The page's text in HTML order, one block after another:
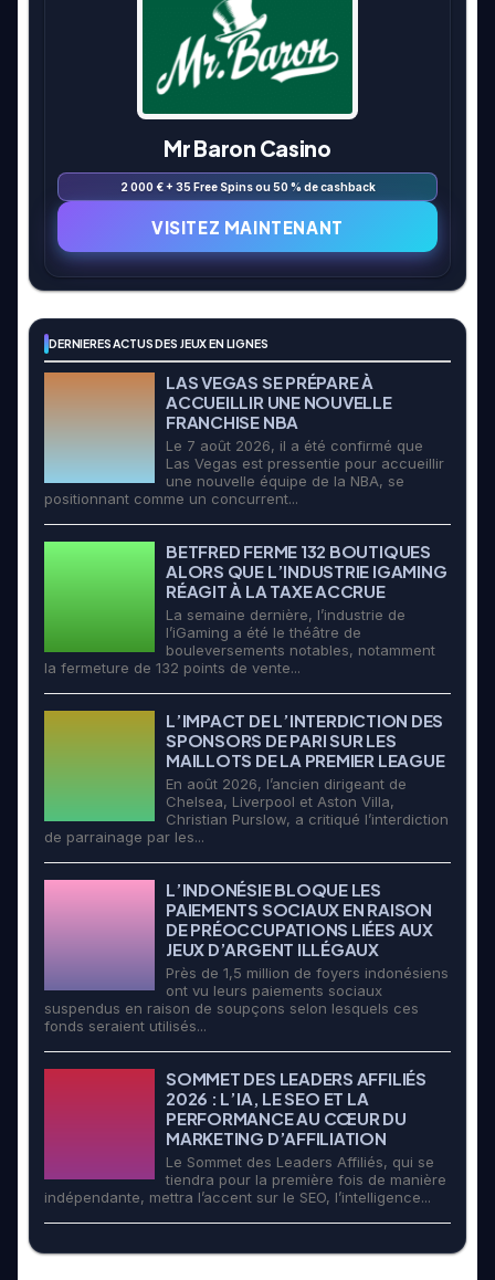
Mr Baron Casino
2 000 € + 35 Free Spins ou 50 % de cashback
VISITEZ MAINTENANT
DERNIERES ACTUS DES JEUX EN LIGNES
LAS VEGAS SE PRÉPARE À
ACCUEILLIR UNE NOUVELLE
FRANCHISE NBA
Le 7 août 2026, il a été confirmé que
Las Vegas est pressentie pour accueillir
une nouvelle équipe de la NBA, se
positionnant comme un concurrent...
BETFRED FERME 132 BOUTIQUES
ALORS QUE L’INDUSTRIE IGAMING
RÉAGIT À LA TAXE ACCRUE
La semaine dernière, l’industrie de
l’iGaming a été le théâtre de
bouleversements notables, notamment
la fermeture de 132 points de vente...
L’IMPACT DE L’INTERDICTION DES
SPONSORS DE PARI SUR LES
MAILLOTS DE LA PREMIER LEAGUE
En août 2026, l’ancien dirigeant de
Chelsea, Liverpool et Aston Villa,
Christian Purslow, a critiqué l’interdiction
de parrainage par les...
L’INDONÉSIE BLOQUE LES
PAIEMENTS SOCIAUX EN RAISON
DE PRÉOCCUPATIONS LIÉES AUX
JEUX D’ARGENT ILLÉGAUX
Près de 1,5 million de foyers indonésiens
ont vu leurs paiements sociaux
suspendus en raison de soupçons selon lesquels ces
fonds seraient utilisés...
SOMMET DES LEADERS AFFILIÉS
2026 : L’IA, LE SEO ET LA
PERFORMANCE AU CŒUR DU
MARKETING D’AFFILIATION
Le Sommet des Leaders Affiliés, qui se
tiendra pour la première fois de manière
indépendante, mettra l’accent sur le SEO, l’intelligence...